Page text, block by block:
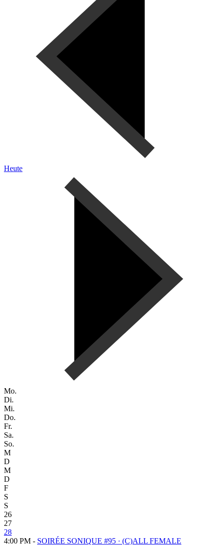
Heute
Mo.
Di.
Mi.
Do.
Fr.
Sa.
So.
M
D
M
D
F
S
S
26
27
28
4:00 PM - SOIRÉE SONIQUE #95 · (C)ALL FEMALE